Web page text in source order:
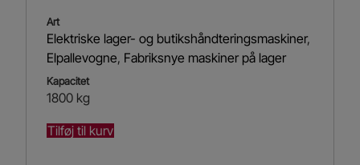
Art
Elektriske lager- og butikshåndteringsmaskiner,
Elpallevogne, Fabriksnye maskiner på lager
Kapacitet
1800 kg
Tilføj til kurv